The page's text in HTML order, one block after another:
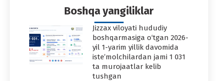
Boshqa yangiliklar
Jizzax viloyati hududiy
boshqarmasiga o‘tgan 2026-
yil 1-yarim yillik davomida
iste’molchilardan jami 1 031
ta murojaatlar kelib
tushgan